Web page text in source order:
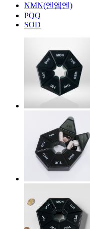
NMN(엔엠엔)
PQQ
SOD